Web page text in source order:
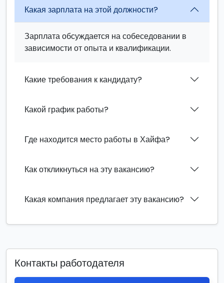
Какая зарплата на этой должности?
Зарплата обсуждается на собеседовании в
зависимости от опыта и квалификации.
Какие требования к кандидату?
Какой график работы?
Где находится место работы в Хайфа?
Как откликнуться на эту вакансию?
Какая компания предлагает эту вакансию?
Контакты работодателя